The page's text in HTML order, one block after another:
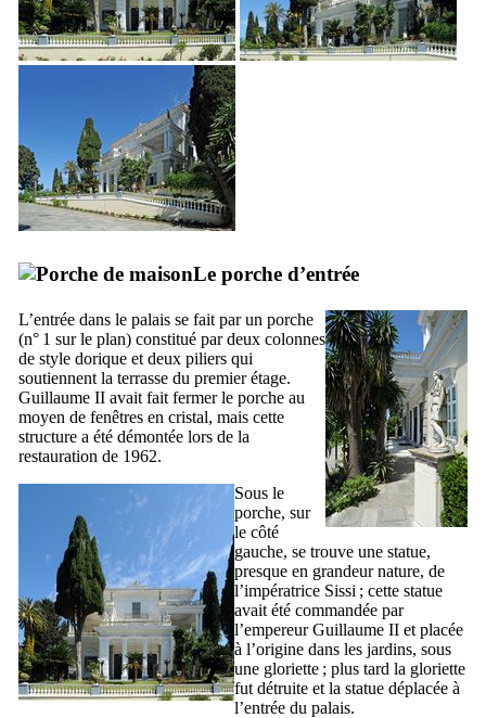
Le porche d’entrée
L’entrée dans le palais se fait par un porche
(n° 1 sur le plan) constitué par deux colonnes
de style dorique et deux piliers qui
soutiennent la terrasse du premier étage.
Guillaume II avait fait fermer le porche au
moyen de fenêtres en cristal, mais cette
structure a été démontée lors de la
restauration de 1962.
Sous le
porche, sur
le côté
gauche, se trouve une statue,
presque en grandeur nature, de
l’impératrice Sissi ; cette statue
avait été commandée par
l’empereur Guillaume II et placée
à l’origine dans les jardins, sous
une gloriette ; plus tard la gloriette
fut détruite et la statue déplacée à
l’entrée du palais.